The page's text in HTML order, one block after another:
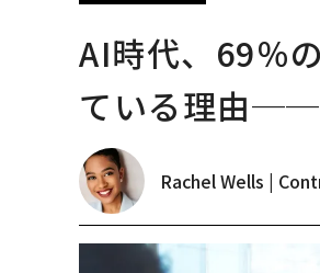
AI時代、69％
ている理由──
Rachel Wells |